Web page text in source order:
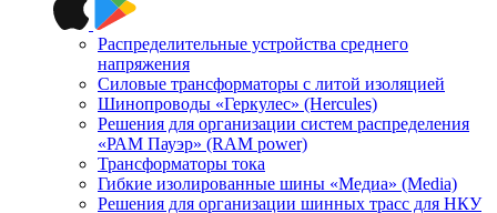
Распределительные устройства среднего
напряжения
Силовые трансформаторы с литой изоляцией
Шинопроводы «Геркулес» (Hercules)
Решения для организации систем распределения
«РАМ Пауэр» (RAM power)
Трансформаторы тока
Гибкие изолированные шины «Медиа» (Media)
Решения для организации шинных трасс для НКУ